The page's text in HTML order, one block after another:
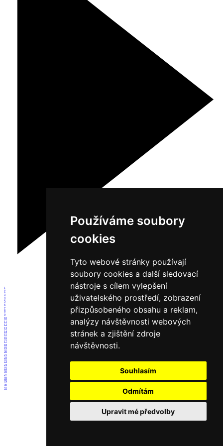
Používáme soubory
cookies
Tyto webové stránky používají
soubory cookies a další sledovací
nástroje s cílem vylepšení
uživatelského prostředí, zobrazení
přizpůsobeného obsahu a reklam,
analýzy návštěvnosti webových
stránek a zjištění zdroje
návštěvnosti.
Souhlasím
Odmítám
Upravit mé předvolby
1
2
3
4
5
6
7
8
9
10
11
12
13
14
15
16
17
18
19
20
21
22
23
24
25
26
27
28
29
30
31